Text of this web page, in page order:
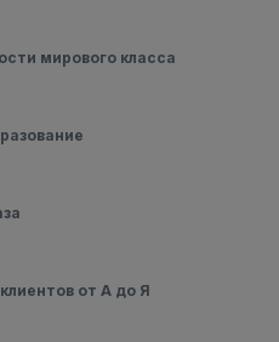
мирового класса
от А до Я